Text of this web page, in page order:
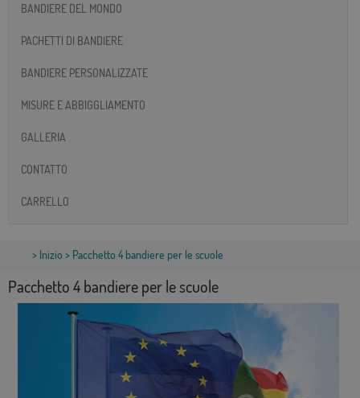
BANDIERE DEL MONDO
PACHETTI DI BANDIERE
BANDIERE PERSONALIZZATE
MISURE E ABBIGGLIAMENTO
GALLERIA
CONTATTO
CARRELLO
> Inizio > Pacchetto 4 bandiere per le scuole
Pacchetto 4 bandiere per le scuole